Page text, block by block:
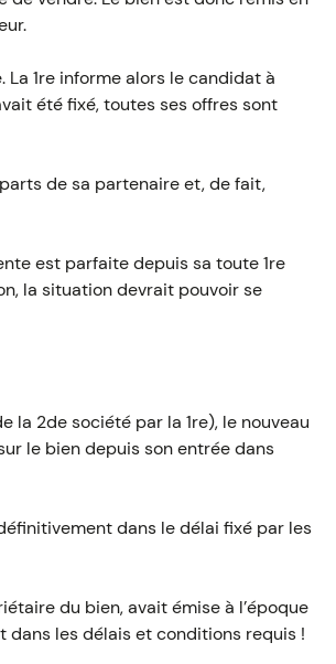
1re informe alors le candidat à
été fixé, toutes ses offres sont
de sa partenaire et, de fait,
est parfaite depuis sa toute 1re
la situation devrait pouvoir se
la 2de société par la 1re), le nouveau
le bien depuis son entrée dans
dans le délai fixé par les
du bien, avait émise à l’époque
dans les délais et conditions requis !